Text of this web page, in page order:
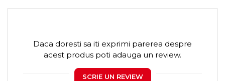
Daca doresti sa iti exprimi parerea despre
acest produs poti adauga un review.
SCRIE UN REVIEW